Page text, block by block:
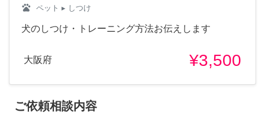
pets ペット ▸ しつけ
犬のしつけ・トレーニング方法お伝えします
大阪府 ¥3,500
ご依頼相談内容